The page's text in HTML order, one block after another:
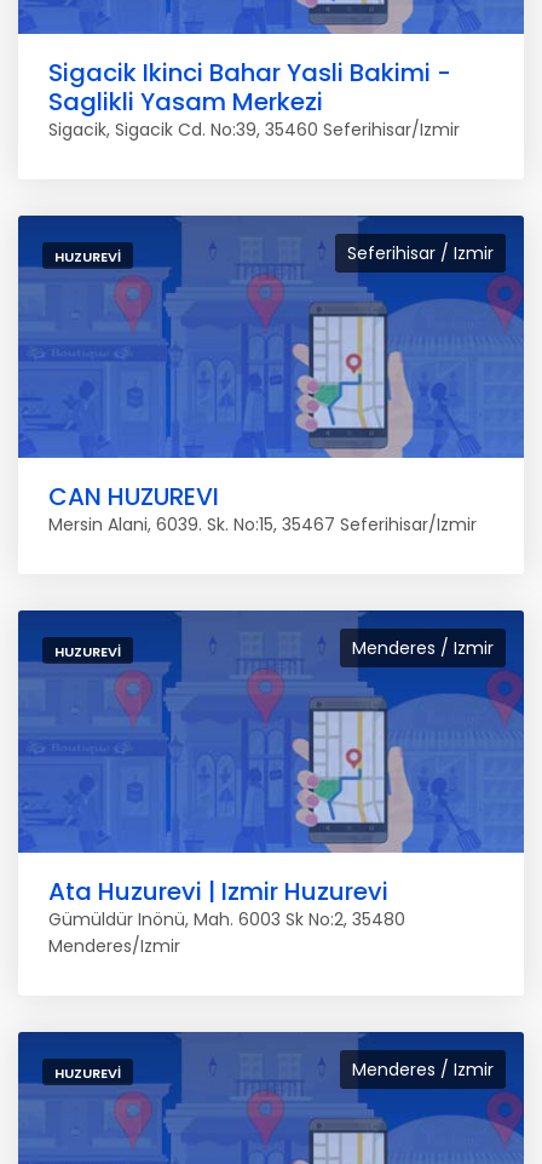
Sigacik Ikinci Bahar Yasli Bakimi -
Saglikli Yasam Merkezi
Sigacik, Sigacik Cd. No:39, 35460 Seferihisar/Izmir
Seferihisar / Izmir
HUZUREVI
CAN HUZUREVI
Mersin Alani, 6039. Sk. No:15, 35467 Seferihisar/Izmir
Menderes / Izmir
HUZUREVI
Ata Huzurevi | Izmir Huzurevi
Gümüldür Inönü, Mah. 6003 Sk No:2, 35480
Menderes/Izmir
Menderes / Izmir
HUZUREVI